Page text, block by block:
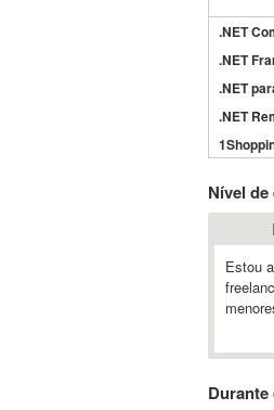
.NET
.NET
.NET
.NET
3GSM
4D
802.11
A&P
A-GPS
Ab Initio
Nível
Estou